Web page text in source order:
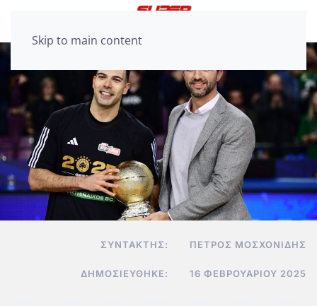
Skip to main content
ΣΥΝΤΆΚΤΗΣ: ΠΈΤΡΟΣ ΜΟΣΧΟΝΊΔΗΣ
ΔΗΜΟΣΙΕΎΘΗΚΕ: 16 ΦΕΒΡΟΥΑΡΊΟΥ 2025